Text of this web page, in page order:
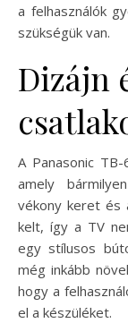
a felhasználók
szükségük van.
Dizájn
A Panasonic
amely
vékony keret és
kelt, így a TV
egy stílusos
még inkább
hogy a
el a készüléket.